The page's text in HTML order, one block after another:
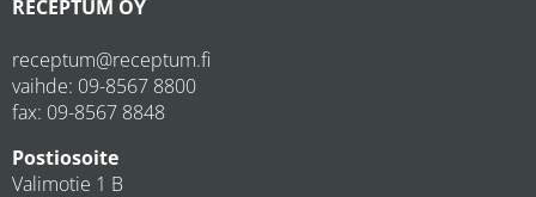
RECEPTUM OY
receptum@receptum.fi
vaihde: 09-8567 8800
fax: 09-8567 8848
Postiosoite
Valimotie 1 B